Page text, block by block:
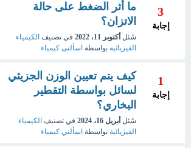
3
إجابة
ما أثر الضغط على حالة
الاتزان؟
سُئل أكتوبر 11، 2022 في تصنيف الكيمياء
الفيزيائية بواسطة اسألنى كيمياء
1
إجابة
كيف يتم تعيين الوزن الجزيئي
لسائل بواسطة التقطير
البخاري؟
سُئل أبريل 16، 2024 في تصنيف الكيمياء
الفيزيائية بواسطة اسألني كيمياء